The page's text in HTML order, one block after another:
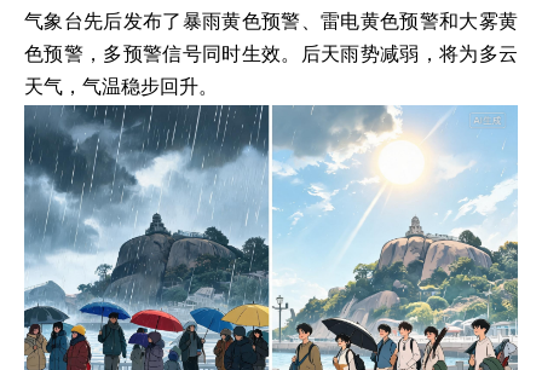
气象台先后发布了暴雨黄色预警、雷电黄色预警和大雾黄
色预警，多预警信号同时生效。后天雨势减弱，将为多云
天气，气温稳步回升。